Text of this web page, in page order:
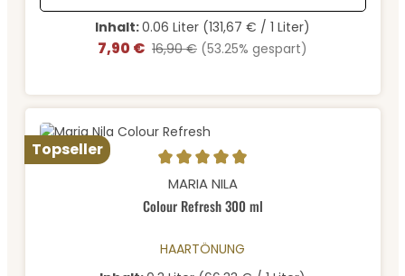
Inhalt:0.06 Liter (131,67 € / 1 Liter)
Verkaufspreis:
7,90 € Regulärer Preis:
16,90 € (53.25% gespart)
Topseller
Durchschnittliche Bewertung von 4.89 von 5 Sternen
MARIA NILA
Colour Refresh 300 ml
HAARTÖNUNG